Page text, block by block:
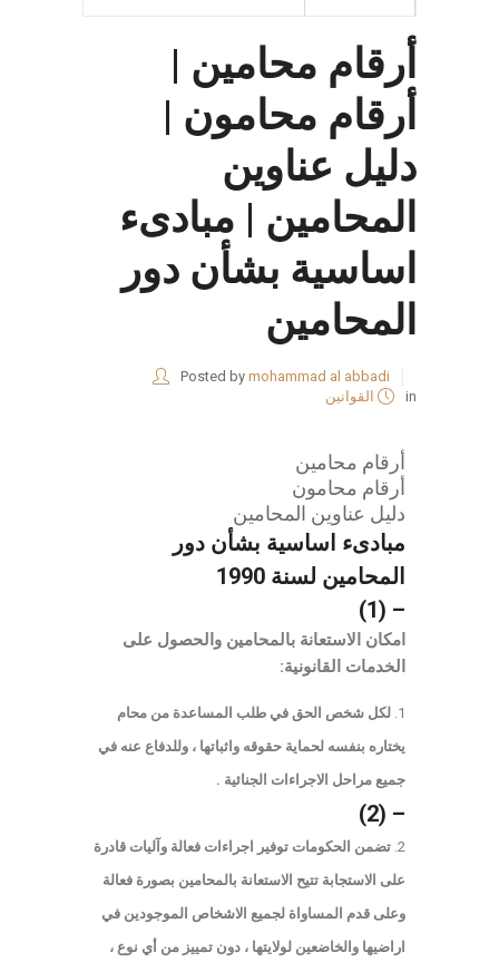
أرقام محامين |
أرقام محامون |
دليل عناوين
المحامين | مبادىء
اساسية بشأن دور
المحامين
Posted by mohammad al abbadi
in
القوانين
أرقام محامين
أرقام محامون
دليل عناوين المحامين
مبادىء اساسية بشأن دور
المحامين لسنة 1990
– (1)
امكان الاستعانة بالمحامين والحصول على
الخدمات القانونية:
لكل شخص الحق في طلب المساعدة من محام
يختاره بنفسه لحماية حقوقه واثباتها ، وللدفاع عنه في
جميع مراحل الاجراءات الجنائية .
– (2)
تضمن الحكومات توفير اجراءات فعالة وآليات قادرة
على الاستجابة تتيح الاستعانة بالمحامين بصورة فعالة
وعلى قدم المساواة لجميع الاشخاص الموجودين في
اراضيها والخاضعين لولايتها ، دون تمييز من أي نوع ،